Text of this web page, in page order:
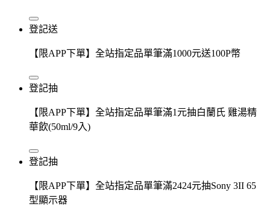
登記送
【限APP下單】全站指定品單筆滿1000元送100P幣
登記抽
【限APP下單】全站指定品單筆滿1元抽白蘭氏 雞湯精
華飲(50ml/9入)
登記抽
【限APP下單】全站指定品單筆滿2424元抽Sony 3II 65
型顯示器